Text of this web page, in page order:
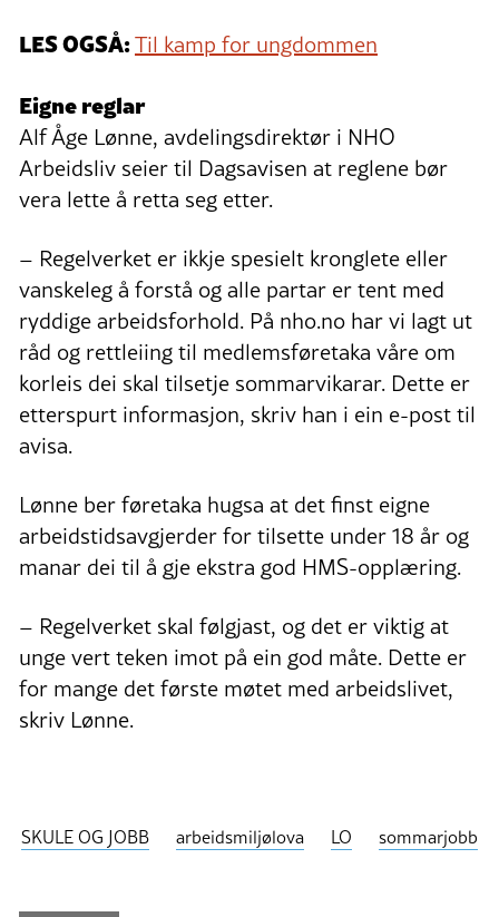
LES OGSÅ:Til kamp for ungdommen
Eigne reglar
Alf Åge Lønne, avdelingsdirektør i NHO
Arbeidsliv seier til Dagsavisen at reglene bør
vera lette å retta seg etter.
– Regelverket er ikkje spesielt kronglete eller
vanskeleg å forstå og alle partar er tent med
ryddige arbeidsforhold. På nho.no har vi lagt ut
råd og rettleiing til medlemsføretaka våre om
korleis dei skal tilsetje sommarvikarar. Dette er
etterspurt informasjon, skriv han i ein e-post til
avisa.
Lønne ber føretaka hugsa at det finst eigne
arbeidstidsavgjerder for tilsette under 18 år og
manar dei til å gje ekstra god HMS-opplæring.
– Regelverket skal følgjast, og det er viktig at
unge vert teken imot på ein god måte. Dette er
for mange det første møtet med arbeidslivet,
skriv Lønne.
SKULE OG JOBB arbeidsmiljølova LO sommarjobb